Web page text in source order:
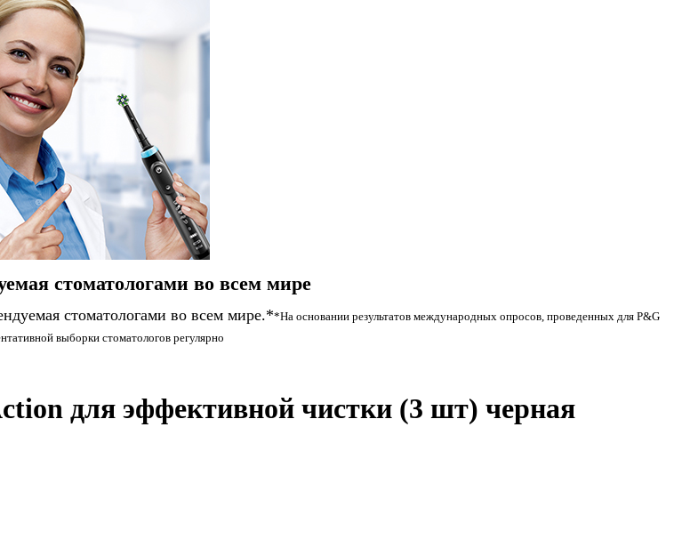
стоматологами во всем мире
стоматологами во всем мире.**На основании результатов международных опросов, проведенных для P&G
выборки стоматологов регулярно
для эффективной чистки (3 шт) черная